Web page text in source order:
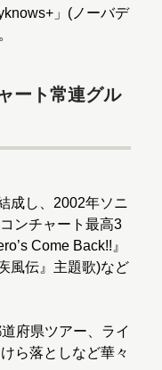
」(ノーバデ
ート常連グル
成し、2002年ソニ
ンチャート最高3
Come Back!!』
風伝』主題歌)など
府県ツアー、ライ
ら落としなど華々